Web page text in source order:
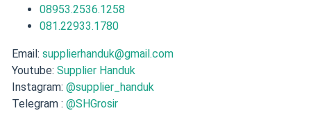
08953.2536.1258
081.22933.1780
Email: supplierhanduk@gmail.com
Youtube: Supplier Handuk
Instagram: @supplier_handuk
Telegram : @SHGrosir